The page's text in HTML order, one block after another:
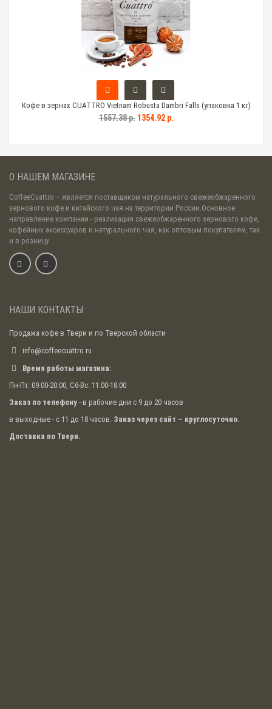
Кофе в зернах CUATTRO Vietnam Robusta Dambri Falls (упаковка 1 кг)
1557.38 р.1354.92 р.
О НАШЕМ МАГАЗИНЕ
CoffeeCuattro – является поставщиком натурального свежеобжаренного
зернового кофе и китайского чая на территории России.Основное
направление компании - реализация свежеобжаренного зернового кофе,
кофейных аксессуаров и натурального чая, как оптовым покупателям, так
и в розницу.
НАШИ КОНТАКТЫ
Продажа кофе в Твери и по Тверской области
info@coffeecuattro.ru
Время работы магазина:
Пн-Пт: 09:00-20:00, Сб-Вс: 11:00-18:00
Заказ по телефону - в рабочие дни с 9 до 20 часов
в выходные - с 11 до 18 часов. Заказ через сайт – круглосуточно.
Доставка по Твери.